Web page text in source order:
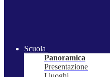
Scuola
Panoramica
Presentazione